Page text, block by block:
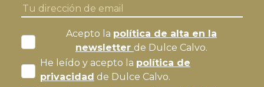
Acepto la política de alta en la
newsletter de Dulce Calvo.
He leído y acepto la política de
privacidad de Dulce Calvo.